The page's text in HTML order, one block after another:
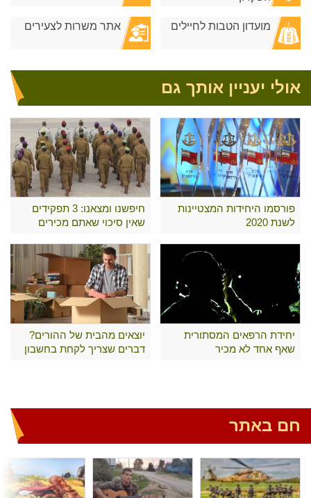
מועדון הטבות לחיילים אתר משרות לצעירים
אולי יעניין אותך גם
פורסמו היחידות המצטיינות
לשנת 2020
חיפשנו ומצאנו: 3 תפקידים
שאין סיכוי שאתם מכירים
יחידת הרפאים המסתורית
שאף אחד לא מכיר
יוצאים מהבית של ההורים?
דברים שצריך לקחת בחשבון
חם באתר